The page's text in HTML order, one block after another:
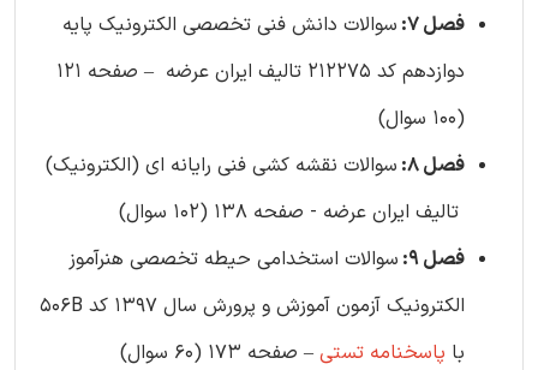
فصل 7:
سوالات دانش فنی تخصصی الکترونیک پایه
دوازدهم کد 212275 تالیف ایران عرضه – صفحه 121
(100 سوال)
فصل 8:
سوالات نقشه کشی فنی رایانه ای (الکترونیک)
تالیف ایران عرضه - صفحه 138 (102 سوال)
فصل 9:
سوالات استخدامی حیطه تخصصی هنرآموز
الکترونیک آزمون آموزش و پرورش سال 1397 کد 506B
با پاسخنامه تستی – صفحه 173 (60 سوال)